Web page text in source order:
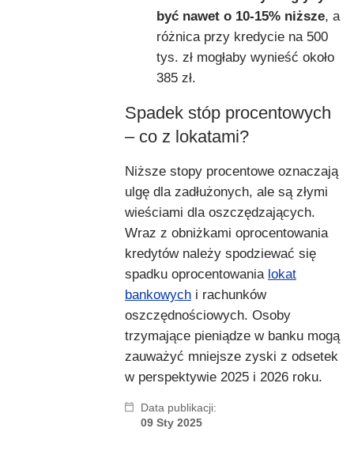
być nawet o 10-15% niższe, a
różnica przy kredycie na 500
tys. zł mogłaby wynieść około
385 zł.
Spadek stóp procentowych
– co z lokatami?
Niższe stopy procentowe oznaczają
ulgę dla zadłużonych, ale są złymi
wieściami dla oszczędzających.
Wraz z obniżkami oprocentowania
kredytów należy spodziewać się
spadku oprocentowania lokat
bankowych i rachunków
oszczędnościowych. Osoby
trzymające pieniądze w banku mogą
zauważyć mniejsze zyski z odsetek
w perspektywie 2025 i 2026 roku.
Data publikacji:
09 Sty 2025